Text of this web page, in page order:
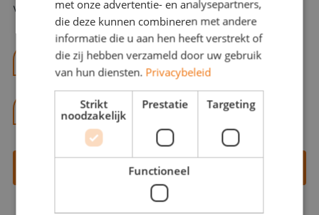
voor je klaar en helpt je graag!
benno@viajou.nl
06 13 28 62 71
Contact opnemen
met onze advertentie- en analysepartners,
die deze kunnen combineren met andere
informatie die u aan hen heeft verstrekt of
die zij hebben verzameld door uw gebruik
van hun diensten. Privacybeleid
Strikt
noodzakelijk
Prestatie Targeting
Functioneel